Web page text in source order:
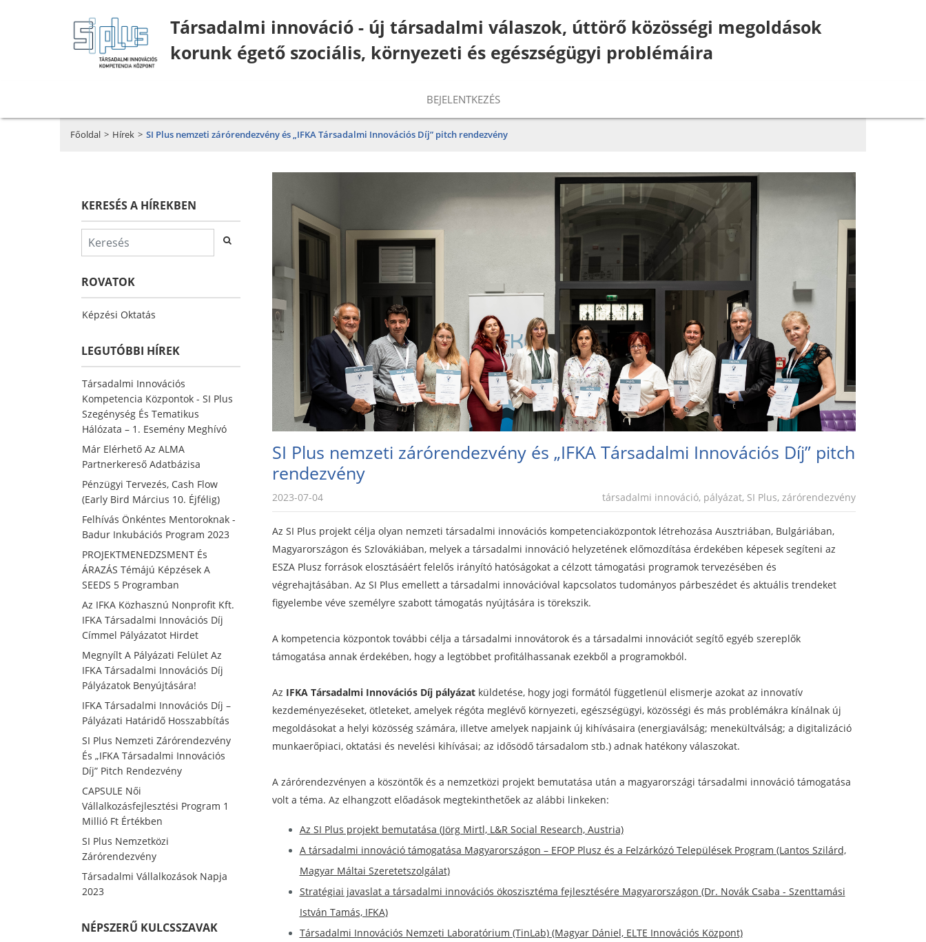
Társadalmi innováció - új társadalmi válaszok, úttörő közösségi megoldások
korunk égető szociális, környezeti és egészségügyi problémáira
BEJELENTKEZÉS
Főoldal > Hírek > SI Plus nemzeti zárórendezvény és „IFKA Társadalmi Innovációs Díj” pitch rendezvény
KERESÉS A HÍREKBEN
ROVATOK
Képzési Oktatás
LEGUTÓBBI HÍREK
Társadalmi Innovációs
Kompetencia Központok - SI Plus
Szegénység És Tematikus
Hálózata – 1. Esemény Meghívó
Már Elérhető Az ALMA
Partnerkereső Adatbázisa
Pénzügyi Tervezés, Cash Flow
(early Bird Március 10. Éjfélig)
Felhívás Önkéntes Mentoroknak -
Badur Inkubációs Program 2023
PROJEKTMENEDZSMENT És
ÁRAZÁS Témájú Képzések A
SEEDS 5 Programban
Az IFKA Közhasznú Nonprofit Kft.
IFKA Társadalmi Innovációs Díj
Címmel Pályázatot Hirdet
Megnyílt A Pályázati Felület Az
IFKA Társadalmi Innovációs Díj
Pályázatok Benyújtására!
IFKA Társadalmi Innovációs Díj –
Pályázati Határidő Hosszabbítás
SI Plus Nemzeti Zárórendezvény
És „IFKA Társadalmi Innovációs
Díj” Pitch Rendezvény
CAPSULE Női
Vállalkozásfejlesztési Program 1
Millió Ft Értékben
SI Plus Nemzetközi
Zárórendezvény
Társadalmi Vállalkozások Napja
2023
NÉPSZERŰ KULCSSZAVAK
SI Plus nemzeti zárórendezvény és „IFKA Társadalmi Innovációs Díj” pitch
rendezvény
2023-07-04 társadalmi innováció, pályázat, SI Plus, zárórendezvény
Az SI Plus projekt célja olyan nemzeti társadalmi innovációs kompetenciaközpontok létrehozása Ausztriában, Bulgáriában,
Magyarországon és Szlovákiában, melyek a társadalmi innováció helyzetének előmozdítása érdekében képesek segíteni az
ESZA Plusz források elosztásáért felelős irányító hatóságokat a célzott támogatási programok tervezésében és
végrehajtásában. Az SI Plus emellett a társadalmi innovációval kapcsolatos tudományos párbeszédet és aktuális trendeket
figyelembe véve személyre szabott támogatás nyújtására is törekszik.
A kompetencia központok további célja a társadalmi innovátorok és a társadalmi innovációt segítő egyéb szereplők
támogatása annak érdekében, hogy a legtöbbet profitálhassanak ezekből a programokból.
Az IFKA Társadalmi Innovációs Díj pályázat küldetése, hogy jogi formától függetlenül elismerje azokat az innovatív
kezdeményezéseket, ötleteket, amelyek régóta meglévő környezeti, egészségügyi, közösségi és más problémákra kínálnak új
megoldásokat a helyi közösség számára, illetve amelyek napjaink új kihívásaira (energiaválság; menekültválság; a digitalizáció
munkaerőpiaci, oktatási és nevelési kihívásai; az idősödő társadalom stb.) adnak hatékony válaszokat.
A zárórendezvényen a köszöntők és a nemzetközi projekt bemutatása után a magyarországi társadalmi innováció támogatása
volt a téma. Az elhangzott előadások megtekinthetőek az alábbi linkeken:
Az SI Plus projekt bemutatása (Jörg Mirtl, L&R Social Research, Austria)
A társadalmi innováció támogatása Magyarországon – EFOP Plusz és a Felzárkózó Települések Program (Lantos Szilárd,
Magyar Máltai Szeretetszolgálat)
Stratégiai javaslat a társadalmi innovációs ökoszisztéma fejlesztésére Magyarországon (Dr. Novák Csaba - Szenttamási
István Tamás, IFKA)
Társadalmi Innovációs Nemzeti Laboratórium (TinLab) (Magyar Dániel, ELTE Innovációs Központ)